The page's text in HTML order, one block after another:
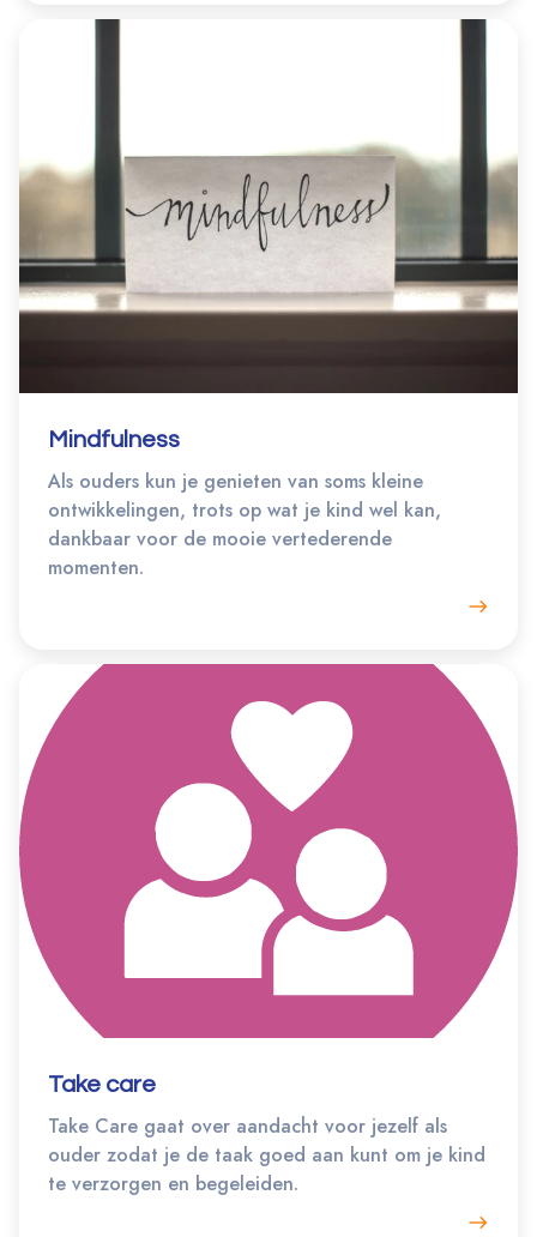
Mindfulness
Als ouders kun je genieten van soms kleine
ontwikkelingen, trots op wat je kind wel kan,
dankbaar voor de mooie vertederende
momenten.
Take care
Take Care gaat over aandacht voor jezelf als
ouder zodat je de taak goed aan kunt om je kind
te verzorgen en begeleiden.